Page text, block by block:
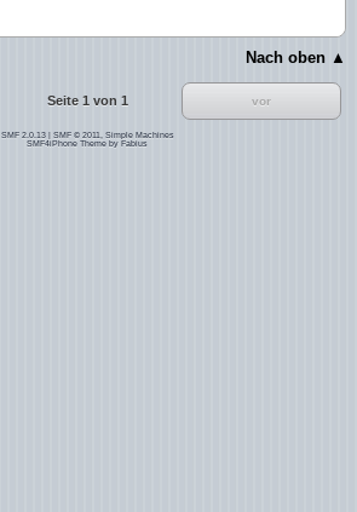
Nach oben ▲
Seite 1 von 1 vor
SMF 2.0.13| SMF © 2011
Simple Machines
SMF4iPhone Theme by Fabius